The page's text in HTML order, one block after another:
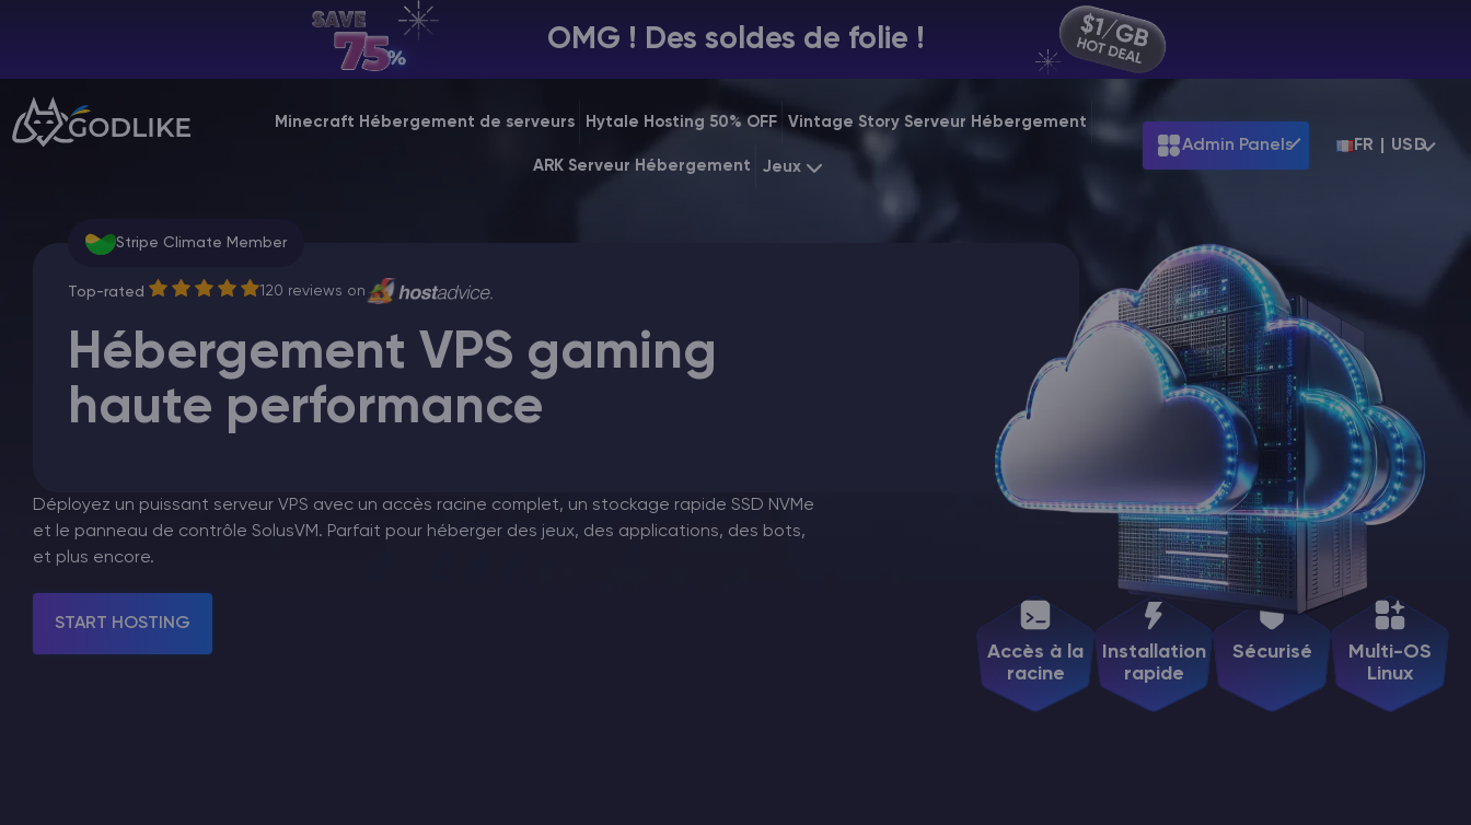
OMG ! Des soldes de folie !
Minecraft Hébergement de serveurs Hytale Hosting 50% OFF Vintage Story Serveur Hébergement
ARK Serveur Hébergement Jeux
$39.99
Starting at$31.99
Starting at
Admin Panels FR | USD
Billing Panel
Manage your servers & payments
VPS Panel
Affiliate panel
Manage affiliates
Minecraft Hébergement de serveurs
Hytale Hosting 50% OFF
Vintage Story Serveur Hébergement
Stripe Climate Member
Top-rated 120 reviews on
Hébergement VPS gaming
haute performance
Déployez un puissant serveur VPS avec un accès racine complet, un stockage rapide SSD NVMe
et le panneau de contrôle SolusVM. Parfait pour héberger des jeux, des applications, des bots,
et plus encore.
START HOSTING
Accès à la
racine
Installation
rapide
Sécurisé
Multi-OS
Linux